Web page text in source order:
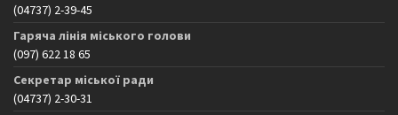
(04737) 2-39-45
Гаряча лінія міського голови
(097) 622 18 65
Секретар міської ради
(04737) 2-30-31